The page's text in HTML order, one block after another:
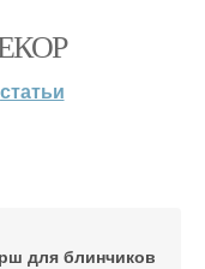
статьи
для блинчиков